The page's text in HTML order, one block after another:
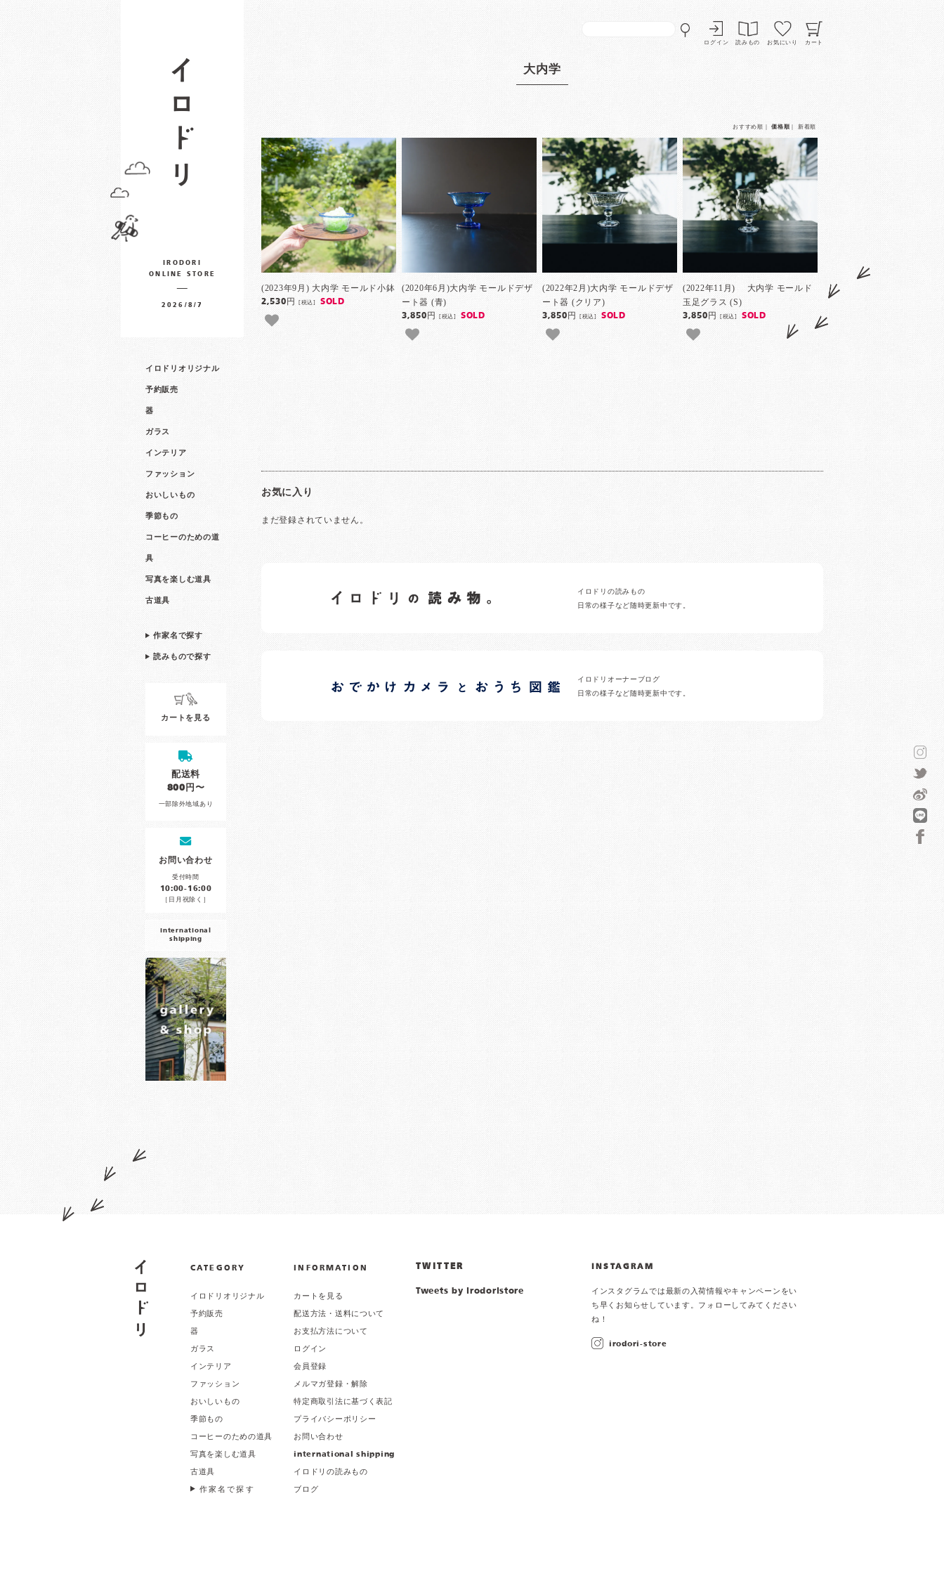
ログイン 読みもの お気にいり カート
IRODORI
ONLINE STORE
2026/8/7
イロドリオリジナル
予約販売
器
ガラス
インテリア
ファッション
おいしいもの
季節もの
コーヒーのための道
具
写真を楽しむ道具
古道具
作家名で探す
読みもので探す
カートを見る
配送料
800円〜
一部除外地域あり
お問い合わせ
受付時間
10:00-16:00
［日月祝除く］
international
shipping
大内学
おすすめ順 ｜価格順 新着順
(2023年9月) 大内学 モールド小鉢
2,530円[税込] SOLD
(2020年6月)大内学 モールドデザ
ート器 (青)
3,850円[税込] SOLD
(2022年2月)大内学 モールドデザ
ート器 (クリア)
3,850円[税込] SOLD
(2022年11月) 大内学 モールド
玉足グラス (S)
3,850円[税込] SOLD
お気に入り
まだ登録されていません。
イロドリの読みもの
日常の様子など随時更新中です。
イロドリオーナーブログ
日常の様子など随時更新中です。
CATEGORY
イロドリオリジナル
予約販売
器
ガラス
インテリア
ファッション
おいしいもの
季節もの
コーヒーのための道具
写真を楽しむ道具
古道具
作家名で探す
INFORMATION
カートを見る
配送方法・送料について
お支払方法について
ログイン
会員登録
メルマガ登録・解除
特定商取引法に基づく表記
プライバシーポリシー
お問い合わせ
international shipping
イロドリの読みもの
ブログ
TWITTER
Tweets by irodoristore
INSTAGRAM
インスタグラムでは最新の入荷情報やキャンペーンをい
ち早くお知らせしています。フォローしてみてください
ね！
irodori-store